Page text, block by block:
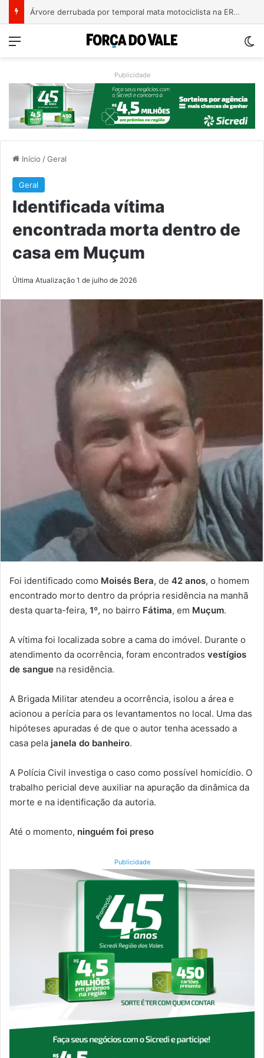
Bebê de um mês se engasga e é socorrido por bombeiros em Teutônia
Menu
Publicidade
Início /Geral
Geral
Identificada vítima
encontrada morta dentro de
casa em Muçum
Última Atualização 1 de julho de 2026
Foi identificado como Moisés Bera, de 42 anos, o homem
encontrado morto dentro da própria residência na manhã
desta quarta-feira, 1º, no bairro Fátima, em Muçum.
A vítima foi localizada sobre a cama do imóvel. Durante o
atendimento da ocorrência, foram encontrados vestígios
de sangue na residência.
A Brigada Militar atendeu a ocorrência, isolou a área e
acionou a perícia para os levantamentos no local. Uma das
hipóteses apuradas é de que o autor tenha acessado a
casa pela janela do banheiro.
A Polícia Civil investiga o caso como possível homicídio. O
trabalho pericial deve auxiliar na apuração da dinâmica da
morte e na identificação da autoria.
Até o momento, ninguém foi preso
Publicidade